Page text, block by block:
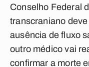
Conselho Federal
transcraniano
ausência de fluxo
outro médico vai
confirmar a morte